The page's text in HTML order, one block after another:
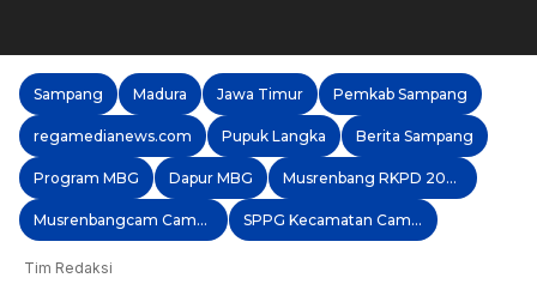
Sampang Madura Jawa Timur Pemkab Sampang
regamedianews.com Pupuk Langka Berita Sampang
Program MBG Dapur MBG Musrenbang RKPD 2027
Musrenbangcam Camplong SPPG Kecamatan Camplong
Tim Redaksi